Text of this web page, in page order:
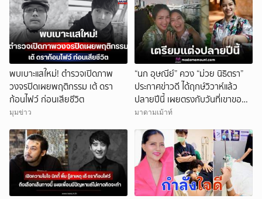
พบเบาะแสใหม่! ตำรวจเปิดภาพ
วงจรปิดเผยพฤติกรรม เต้ ดรา
ก้อนไฟว์ ก่อนเสียชีวิต
มุมข่าว
“นก อุษณีย์” ควง “ม่วย นิธิตรา”
ประกาศข่าวดี ได้ฤกษ์วิวาห์แล้ว
ปลายปีนี้ เผยตรงกับวันที่เขาขอ
เป็นแฟน
มาดามเม้าท์